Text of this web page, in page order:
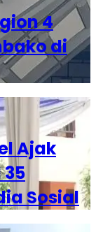
4
di
Ajak
35
Sosial